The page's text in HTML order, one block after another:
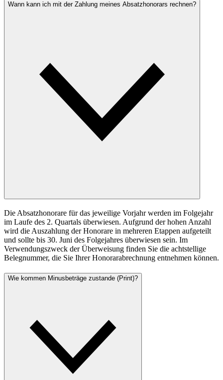
Wann kann ich mit der Zahlung meines Absatzhonorars rechnen?
Die Absatzhonorare für das jeweilige Vorjahr werden im Folgejahr
im Laufe des 2. Quartals überwiesen. Aufgrund der hohen Anzahl
wird die Auszahlung der Honorare in mehreren Etappen aufgeteilt
und sollte bis 30. Juni des Folgejahres überwiesen sein. Im
Verwendungszweck der Überweisung finden Sie die achtstellige
Belegnummer, die Sie Ihrer Honorarabrechnung entnehmen können.
Wie kommen Minusbeträge zustande (Print)?